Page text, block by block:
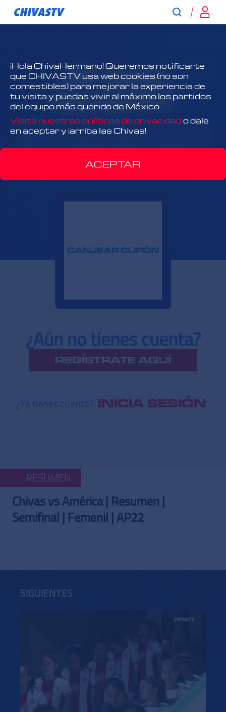
¿No tienes
suscripción?
¡Todo Chivas, todo el tiempo y antes que nadie!
Disfruta el contenido exclusivo y acércate más
que nunca al Rebaño Sagrado.
CANJEAR CUPÓN
¿Aún no tienes cuenta?
REGÍSTRATE AQUÍ
¿Ya tienes cuenta? INICIA SESIÓN
RESUMEN
Chivas vs América | Resumen |
Semifinal | Femenil | AP22
SIGUIENTES
¡Hola ChivaHermano! Queremos notificarte
que CHIVASTV usa web cookies (no son
comestibles) para mejorar la experiencia de
tu visita y puedas vivir al máximo los partidos
del equipo más querido de México.
Visita nuestras políticas de privacidado dale
en aceptar y ¡arriba las Chivas!
ACEPTAR